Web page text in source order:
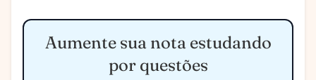
Aumente sua nota estudando
por questões